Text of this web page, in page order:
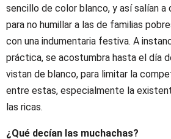
sencillo de color blanco, y así salían a
para no humillar a las de familias
con una indumentaria festiva. A
práctica, se acostumbra hasta el día
vistan de blanco, para limitar la
entre estas, especialmente la
las ricas.
¿Qué decían las muchachas?